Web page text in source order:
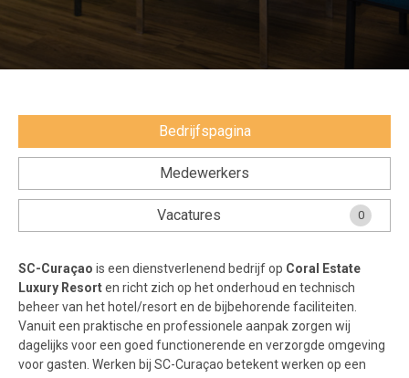
Veelgestelde vragen
Bedrijfspagina
Medewerkers
Vacatures 0
SC-Curaçao is een dienstverlenend bedrijf op Coral Estate
Luxury Resorten richt zich op het onderhoud en technisch
beheer van het hotel/resort en de bijbehorende faciliteiten.
Vanuit een praktische en professionele aanpak zorgen wij
dagelijks voor een goed functionerende en verzorgde omgeving
voor gasten. Werken bij SC-Curaçao betekent werken op een